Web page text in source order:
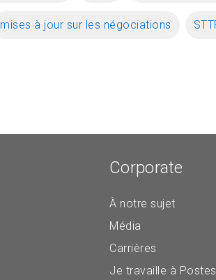
mises à jour sur les négociations
Corporate
À notre sujet
Média
Carrières
Je travaille à